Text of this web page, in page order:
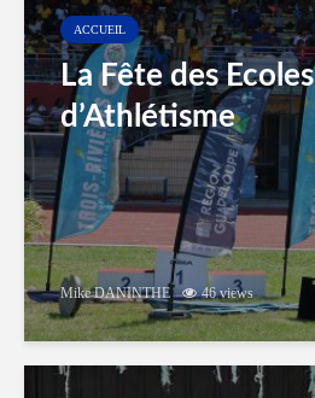
ACCUEIL
La Fête des Ecoles
d’Athlétisme
Mike DANINTHE 46 views